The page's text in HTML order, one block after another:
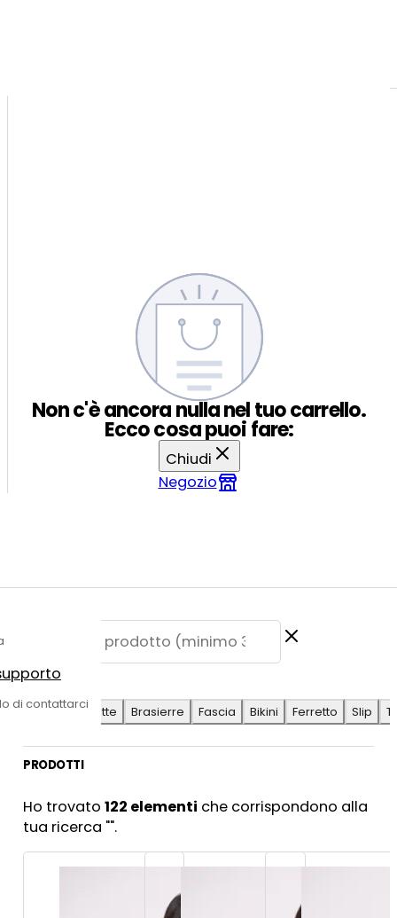
di contattarci
Non c'è ancora nulla nel tuo carrello.
Ecco cosa puoi fare:
Chiudi
Negozio
SUGGERITE
Antilope
Coulotte Brasierre Fascia Bikini Ferretto Slip
PRODOTTI
Ho trovato122 elementi che corrispondono alla
tua ricerca "".